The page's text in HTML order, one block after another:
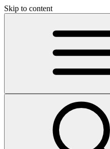
Skip to content